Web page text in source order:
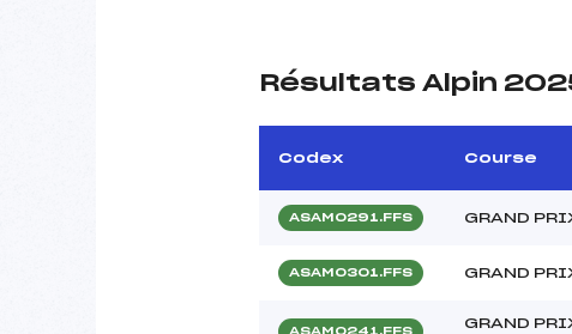
Résultats Alpin
Codex Course
ASAM0291.FFS GRAND
ASAM0301.FFS GRAND
ASAM0241.FFS
GRAND